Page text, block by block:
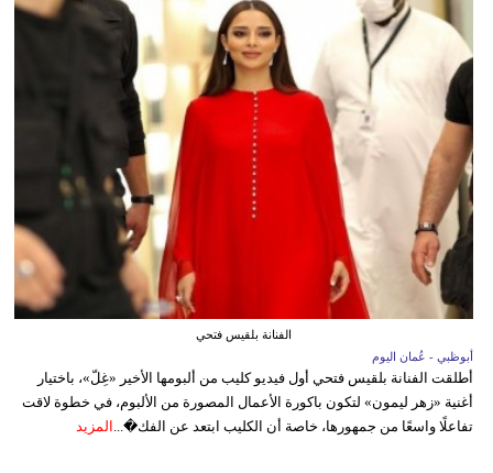
الفنانة بلقيس فتحي
أبوظبي - عُمان اليوم
أطلقت الفنانة بلقيس فتحي أول فيديو كليب من ألبومها الأخير «غِلّ»، باختيار
أغنية «زهر ليمون» لتكون باكورة الأعمال المصورة من الألبوم، في خطوة لاقت
تفاعلًا واسعًا من جمهورها، خاصة أن الكليب ابتعد عن الفك�... المزيد